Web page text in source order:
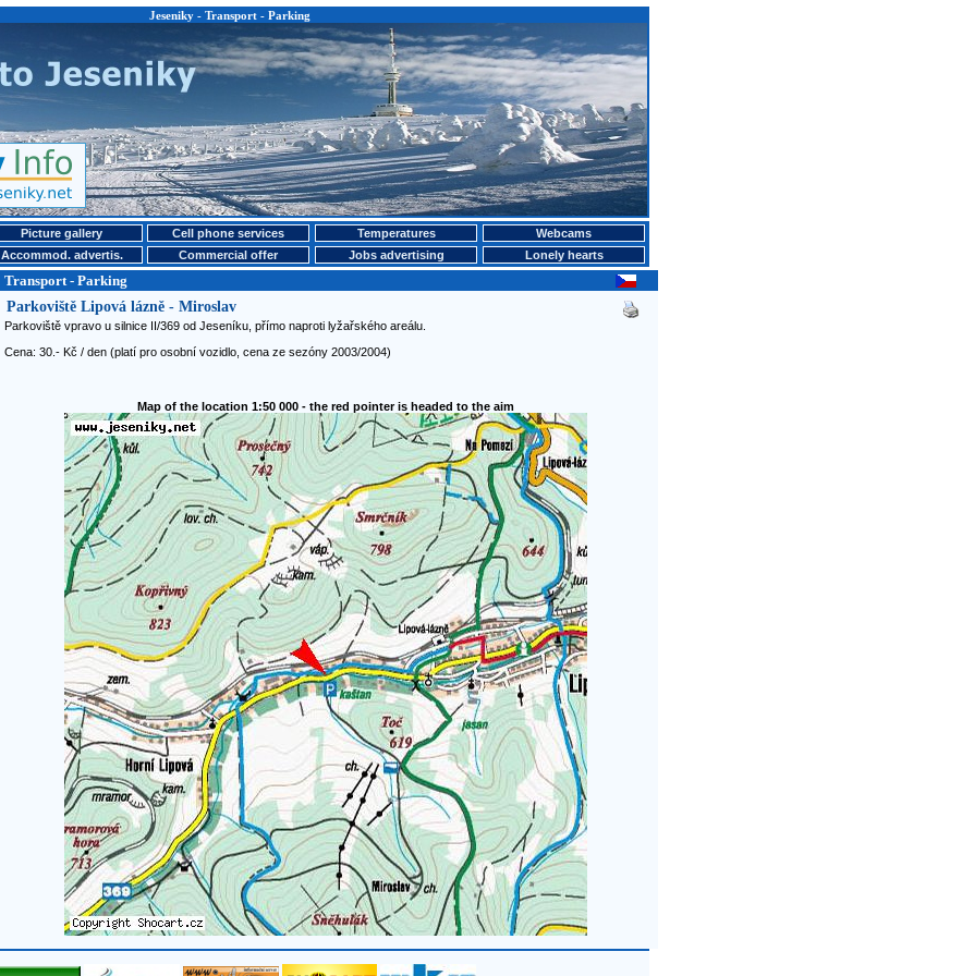
Jeseniky - Transport - Parking
Picture gallery Cell phone services Temperatures
Webcams
Accommod. advertis. Commercial offer Jobs advertising
Lonely hearts
Transport - Parking
Parkoviště Lipová lázně - Miroslav
Parkoviště vpravo u silnice II/369 od Jeseníku, přímo naproti lyžařského areálu.
Cena: 30.- Kč / den (platí pro osobní vozidlo, cena ze sezóny 2003/2004)
Map of the location 1:50 000 - the red pointer is headed to the aim